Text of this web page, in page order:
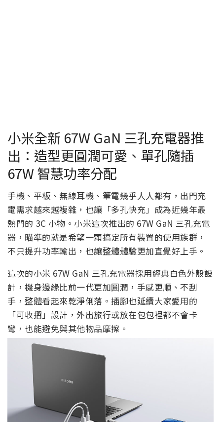
小米全新 67W GaN 三孔充電器推
出：造型更圓潤可愛、單孔隨插
67W 智慧功率分配
手機、平板、無線耳機、筆電幾乎人人都有，出門充
電需求越來越複雜，也讓「多孔快充」成為近幾年最
熱門的 3C 小物。小米這次推出的 67W GaN 三孔充電
器，瞄準的就是希望一顆搞定所有裝置的使用族群，
不只提升功率輸出，也讓整體體驗更加直覺好上手。
這次的小米 67W GaN 三孔充電器採用經典白色外殼設
計，機身邊緣比前一代更加圓潤，手感更順、不刮
手，整體看起來乾淨俐落。插腳也延續大家愛用的
「可收摺」設計，外出旅行或放在包包裡都不會卡
彎，也能避免與其他物品摩擦。